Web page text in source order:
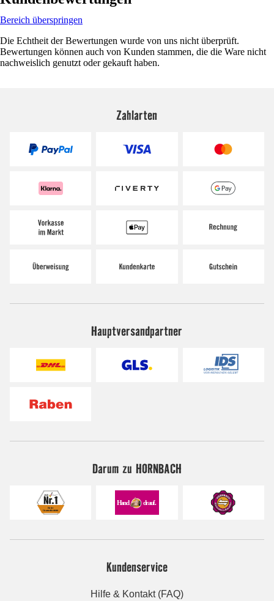
Bereich überspringen
Die Echtheit der Bewertungen wurde von uns nicht überprüft.
Bewertungen können auch von Kunden stammen, die die Ware nicht
nachweislich genutzt oder gekauft haben.
Zahlarten
Hauptversandpartner
Darum zu HORNBACH
Kundenservice
Hilfe & Kontakt (FAQ)